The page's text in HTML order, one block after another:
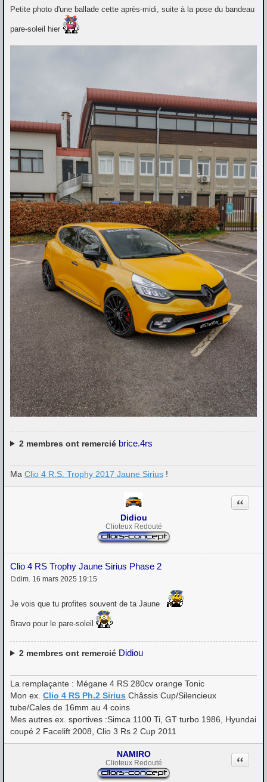
e
a
Petite photo d'une ballade cette après-midi, suite à la pose du bandeau
pare-soleil hier
2membres ont remercié brice.4rs
Ma Clio 4 R.S. Trophy 2017 Jaune Sirius !
Didiou
Clioteux Redouté
Clio 4 RS Trophy Jaune Sirius Phase 2
Citation
s
g
dim. 16 mars 2025 19:15
Je vois que tu profites souvent de ta Jaune
Bravo pour le pare-soleil
2membres ont remercié Didiou
La remplaçante : Mégane 4 RS 280cv orange Tonic
Mon ex. Clio 4 RS Ph.2 Sirius Châssis Cup/Silencieux
tube/Cales de 16mm au 4 coins
Mes autres ex. sportives :Simca 1100 Ti, GT turbo 1986, Hyundai
coupé 2 Facelift 2008, Clio 3 Rs 2 Cup 2011
NAMIRO
Clioteux Redouté Citation